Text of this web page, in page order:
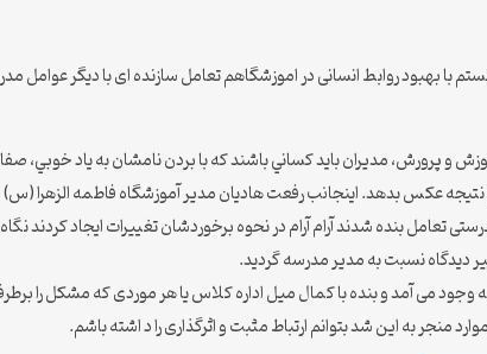
با بهبود روابط انسانی در اموزشگاهم تعامل سازنده ای با دیگر عوامل
و پرورش، مدیران بايد كساني باشند كه با بردن نامشان به ياد
عکس بدهد. اینجانب رفعت هادیان مدیر آموزشگاه فاطمه الزهرا (س)
تعامل بنده شدند آرام آرام در نحوه برخوردشان تغییرات ایجاد
دیدگاه نسبت به مدیر مدرسه گردید.
وجود می آمد و بنده با کمال میل اداره کلاس یا هر موردی که مشکل را
منجر به این شد بتوانم ارتباط مثبت و اثرگذاری را د اشته باشم.